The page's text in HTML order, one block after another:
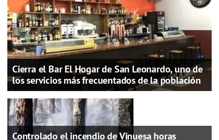
Cierra el Bar El Hogar de San Leonardo, uno de
los servicios más frecuentados de la población
Controlado el incendio de Vinuesa horas